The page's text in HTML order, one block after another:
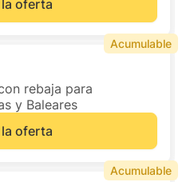
la oferta
rebaja para
y Baleares
la oferta
Acumulable
Acumulable